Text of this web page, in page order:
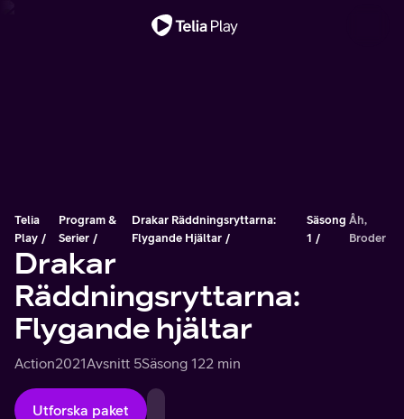
Telia
Play
Program &
Serier
Drakar Räddningsryttarna:
Flygande Hjältar
Säsong
1
Åh,
Broder
Drakar
Räddningsryttarna:
Flygande hjältar
Action2021Avsnitt 5Säsong 122 min
Utforska paket